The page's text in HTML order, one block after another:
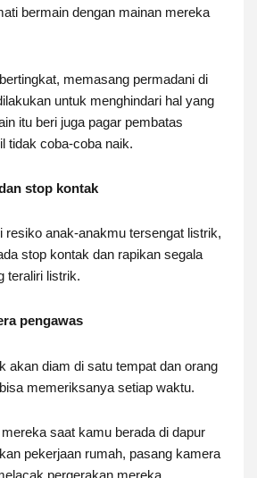
bermain dengan mainan mereka
memasang permadani di
untuk menghindari hal yang
itu beri juga pagar pembatas
tidak coba-coba naik.
stop kontak
resiko anak-anakmu tersengat listrik,
stop kontak dan rapikan segala
teraliri listrik.
pengawas
akan diam di satu tempat dan orang
memeriksanya setiap waktu.
saat kamu berada di dapur
pekerjaan rumah, pasang kamera
pergerakan mereka.